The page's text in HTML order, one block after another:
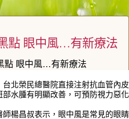
點 眼中風…有新療法
點 眼中風…有新療法
北榮民總醫院直接注射抗血管內
水腫有明顯改善，可預防視力惡
楊昌叔表示，眼中風是常見的眼